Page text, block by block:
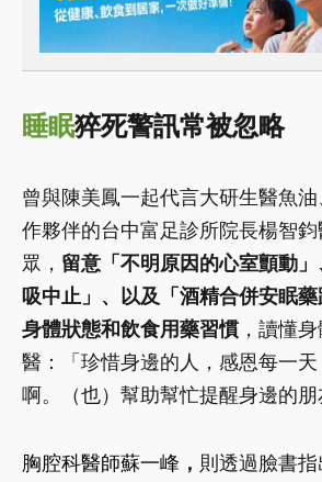
睡眠猝死警訊常被忽略
曾與陳美鳳一起代言大研生醫魚
作夥伴的台中富足診所院長楊智
眾， 留意「不明原因的心室顫動
吸中止」、以及「酒精合併安眠
身體狀態和飲食用藥習慣 ，讀懂
醫：「珍惜身邊的人，感恩每一
啊。（也）幫助幫忙提醒身邊的朋
胸腔科醫師蘇一峰 ， 則透過臉書